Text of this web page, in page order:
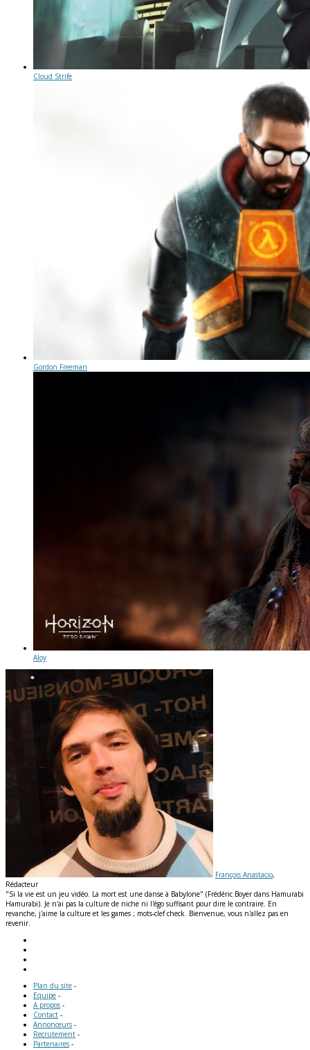
Cloud Strife
Gordon Freeman
Aloy
François Anastacio,
Rédacteur
"Si la vie est un jeu vidéo. La mort est une danse à Babylone" (Frédéric Boyer dans Hamurabi
Hamurabi). Je n'ai pas la culture de niche ni l'égo suffisant pour dire le contraire. En
revanche, j'aime la culture et les games ; mots-clef check. Bienvenue, vous n'allez pas en
revenir.
Plan du site -
Equipe -
A propos -
Contact -
Annonceurs -
Recrutement -
Partenaires -